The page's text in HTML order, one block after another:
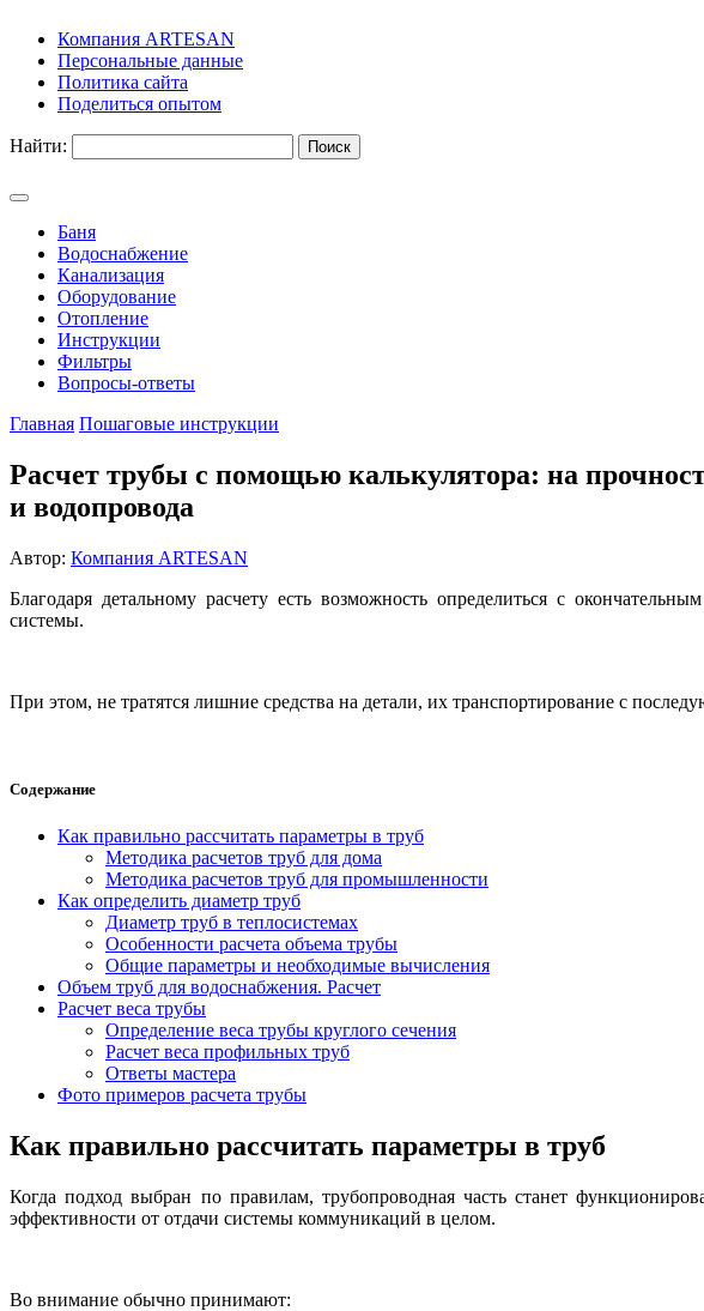
Компания ARTESAN
Персональные данные
Политика сайта
Поделиться опытом
Найти:
Баня
Водоснабжение
Канализация
Оборудование
Отопление
Инструкции
Фильтры
Вопросы-ответы
Главная Пошаговые инструкции
Расчет трубы с помощью калькулятора: на
и водопровода
Автор: Компания ARTESAN
Благодаря детальному расчету есть возможность определиться с
системы.
При этом, не тратятся лишние средства на детали, их транспортирование с
Содержание
Как правильно рассчитать параметры в труб
Методика расчетов труб для дома
Методика расчетов труб для промышленности
Как определить диаметр труб
Диаметр труб в теплосистемах
Особенности расчета объема трубы
Общие параметры и необходимые вычисления
Объем труб для водоснабжения. Расчет
Расчет веса трубы
Определение веса трубы круглого сечения
Расчет веса профильных труб
Ответы мастера
Фото примеров расчета трубы
Как правильно рассчитать параметры в труб
Когда подход выбран по правилам, трубопроводная часть станет
эффективности от отдачи системы коммуникаций в целом.
Во внимание обычно принимают: